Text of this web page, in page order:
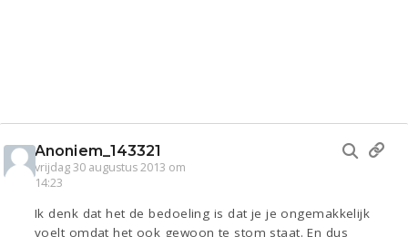
Anoniem_143321
vrijdag 30 augustus 2013 om
14:23
Ik denk dat het de bedoeling is dat je je ongemakkelijk
voelt omdat het ook gewoon te stom staat. En dus